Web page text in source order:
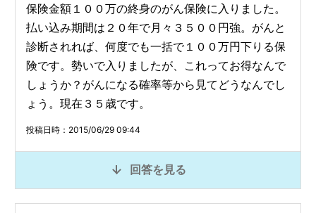
保険金額１００万の終身のがん保険に入りました。
払い込み期間は２０年で月々３５００円強。がんと
診断されれば、何度でも一括で１００万円下りる保
険です。勢いで入りましたが、これってお得なんで
しょうか？がんになる確率等から見てどうなんでし
ょう。現在３５歳です。
投稿日時：2015/06/29 09:44
回答を見る